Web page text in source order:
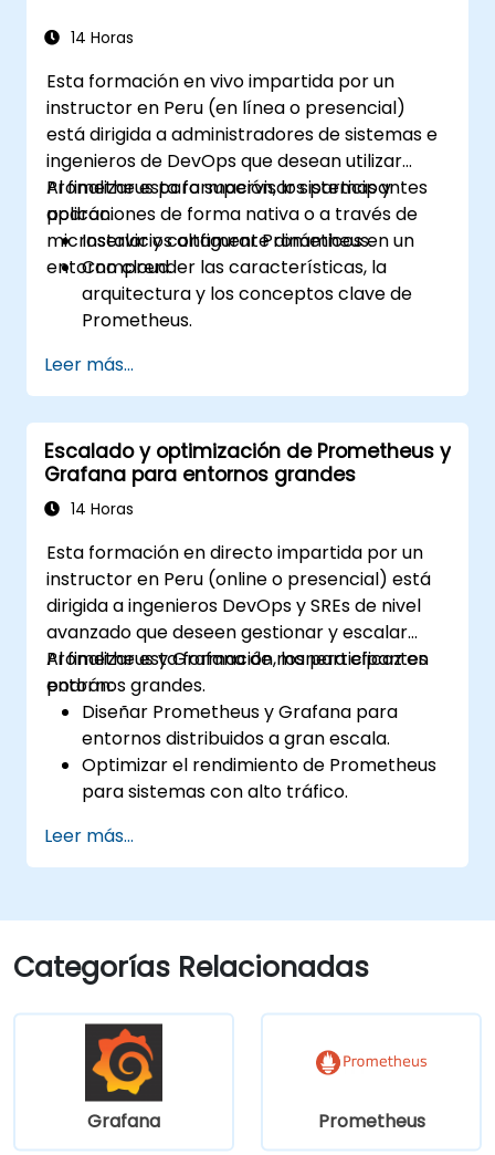
Kubernetes.
14 Horas
Esta formación en vivo impartida por un
instructor en Peru (en línea o presencial)
está dirigida a administradores de sistemas e
ingenieros de DevOps que desean utilizar
Prometheus para supervisar sistemas y
aplicaciones de forma nativa o a través de
microservicios altamente dinámicos en un
entorno cloud.
Al finalizar esta formación, los participantes
podrán:
Instalar y configurar Prometheus.
Comprender las características, la
arquitectura y los conceptos clave de
Prometheus.
PromQL.
Crear visualizaciones y paneles con
Grafana.
Configurar reglas de supervisión y alerta
de sistemas.
Analizar y optimizar el rendimiento de los
Habilitar una integración segura con
puntos de conexión remotos y sistemas
existentes.
Leer más...
Escalado y optimización de Prometheus y
Grafana para entornos grandes
14 Horas
Esta formación en directo impartida por un
instructor en Peru (online o presencial) está
dirigida a ingenieros DevOps y SREs de nivel
avanzado que deseen gestionar y escalar
Prometheus y Grafana de manera eficaz en
entornos grandes.
Al finalizar esta formación, los participantes
podrán:
Diseñar Prometheus y Grafana para
entornos distribuidos a gran escala.
Optimizar el rendimiento de Prometheus
para sistemas con alto tráfico.
datos grandes y visualizaciones
complejas.
resolución de problemas y escalabilidad.
Leer más...
Categorías Relacionadas
Grafana Prometheus